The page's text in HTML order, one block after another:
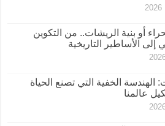
أو بنية الريشات.. من التكوين
إلى الأساطير التاريخية
الهندسة الخفية التي تصنع الحياة
عالمنا